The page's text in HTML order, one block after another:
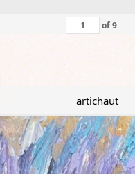
of9
artichaut